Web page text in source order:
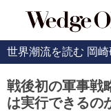
世界潮流を読む 岡
戦後初の軍事戦
は実行できるの